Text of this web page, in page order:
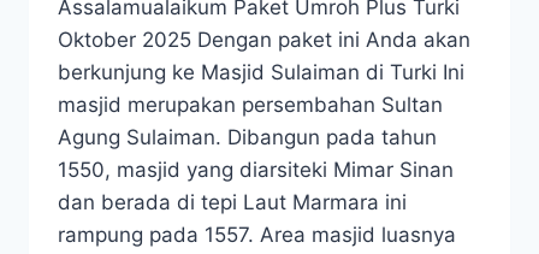
Assalamualaikum Paket Umroh Plus Turki
Oktober 2025 Dengan paket ini Anda akan
berkunjung ke Masjid Sulaiman di Turki Ini
masjid merupakan persembahan Sultan
Agung Sulaiman. Dibangun pada tahun
1550, masjid yang diarsiteki Mimar Sinan
dan berada di tepi Laut Marmara ini
rampung pada 1557. Area masjid luasnya